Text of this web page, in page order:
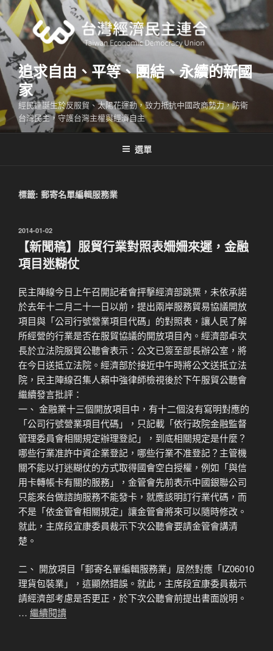
跳
至
主
內
容
追求自由、平等、團結、永續的新國
家
經民連誕生於反服貿、太陽花運動，致力抵抗中國政商勢力，防衛
台灣民主，守護台灣主權與經濟自主
選單
標籤: 郵寄名單編輯服務業
發
2014-01-02
【新聞稿】服貿行業對照表姍姍來遲，金融
項目迷糊仗
民主陣線今日上午召開記者會抨擊經濟部跳票，未依承諾
於去年十二月二十一日以前，提出兩岸服務貿易協議開放
項目與「公司行號營業項目代碼」的對照表，讓人民了解
所經營的行業是否在服貿協議的開放項目內。經濟部卓次
長於立法院服貿公聽會表示：公文已簽至部長辦公室，將
在今日送抵立法院。經濟部於接近中午時將公文送抵立法
院，民主陣線召集人賴中強律師檢視後於下午服貿公聽會
繼續發言批評：
一、 金融業十三個開放項目中，有十二個沒有寫明對應的
「公司行號營業項目代碼」，只記載「依行政院金融監督
管理委員會相關規定辦理登記」，到底相關規定是什麼？
哪些行業准許中資企業登記，哪些行業不准登記？主管機
關不能以打迷糊仗的方式取得國會空白授權，例如「與信
用卡轉帳卡有關的服務」，金管會先前表示中國銀聯公司
只能來台做諮詢服務不能發卡，就應該明訂行業代碼，而
不是「依金管會相關規定」讓金管會將來可以隨時修改。
就此，主席段宜康委員裁示下次公聽會要請金管會講清
楚。
二、 開放項目「郵寄名單編輯服務業」居然對應「IZ06010
理貨包裝業」，這顯然錯誤。就此，主席段宜康委員裁示
請經濟部考慮是否更正，於下次公聽會前提出書面說明。
… 繼續閱讀